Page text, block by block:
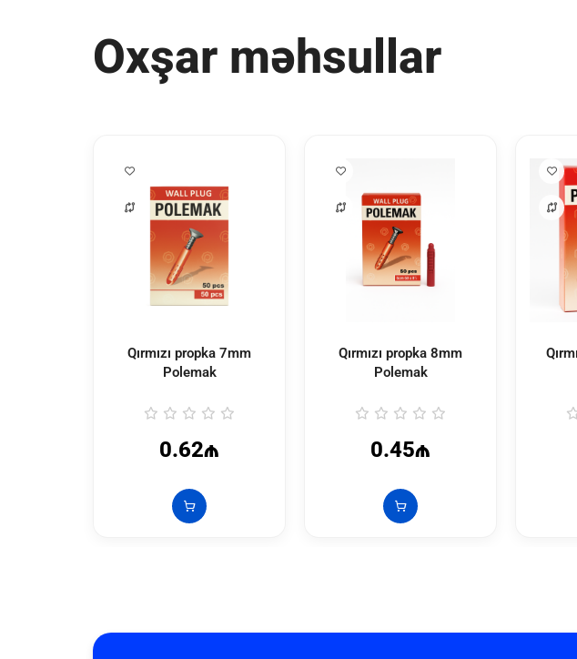
Oxşar məhsullar
Qırmızı propka 7mm
Polemak
0.62₼
Qırmızı propka 8mm
Polemak
0.45₼